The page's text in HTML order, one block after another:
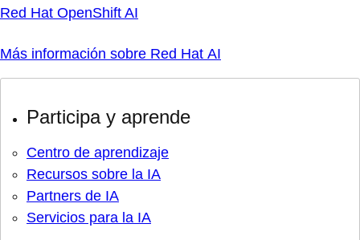
Red Hat OpenShift AI
Más información sobre Red Hat AI
Participa y aprende
Centro de aprendizaje
Recursos sobre la IA
Partners de IA
Servicios para la IA